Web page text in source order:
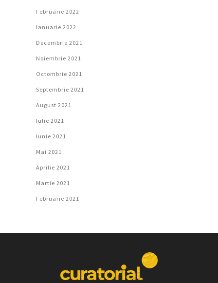
Februarie 2022
Ianuarie 2022
Decembrie 2021
Noiembrie 2021
Octombrie 2021
Septembrie 2021
August 2021
Iulie 2021
Iunie 2021
Mai 2021
Aprilie 2021
Martie 2021
Februarie 2021